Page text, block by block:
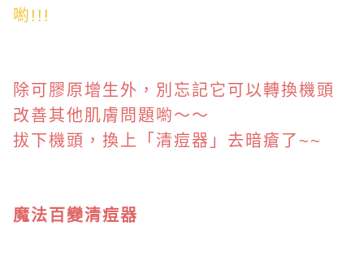
喲!!!
除可膠原增生外，別忘記它可以轉換機頭
改善其他肌膚問題喲～～
拔下機頭，換上「清痘器」去暗瘡了~~
魔法百變清痘器